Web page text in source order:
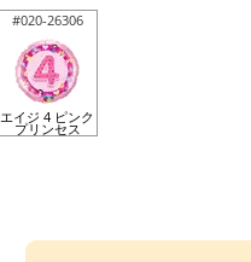
#020-26306
エイジ 4 ピンク
プリンセス